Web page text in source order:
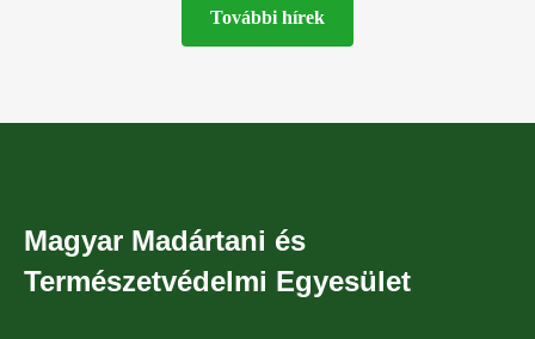
További hírek
Magyar Madártani és
Természetvédelmi Egyesület